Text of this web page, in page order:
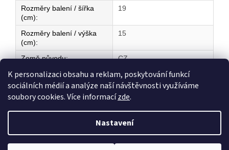
K personalizaci obsahu a reklam, poskytování funkcí
sociálních médií a analýze naší návštěvnosti využíváme
soubory cookies. Více informacízde.
Nastavení
Rozměry balení / šířka
(cm):
19
Rozměry balení / výška
(cm):
15
Země původu: CZ
Copyright 2026ELEKTRICKÉ TOPENÍ. Všechna práva vyhrazena.